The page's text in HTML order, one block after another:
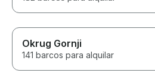
Okrug Gornji
141 barcos para alquilar